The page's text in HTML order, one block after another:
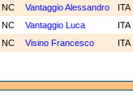
NC Vantaggio Alessandro
ITA
NC Vantaggio Luca
ITA
NC Visino Francesco ITA